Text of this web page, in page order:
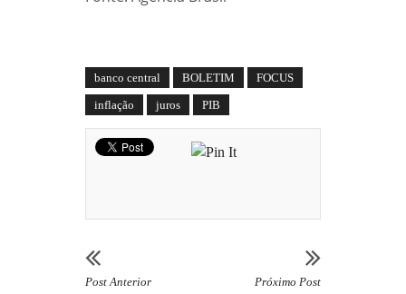
banco central BOLETIM
FOCUS
inflação
juros PIB
Post Anterior Próximo Post